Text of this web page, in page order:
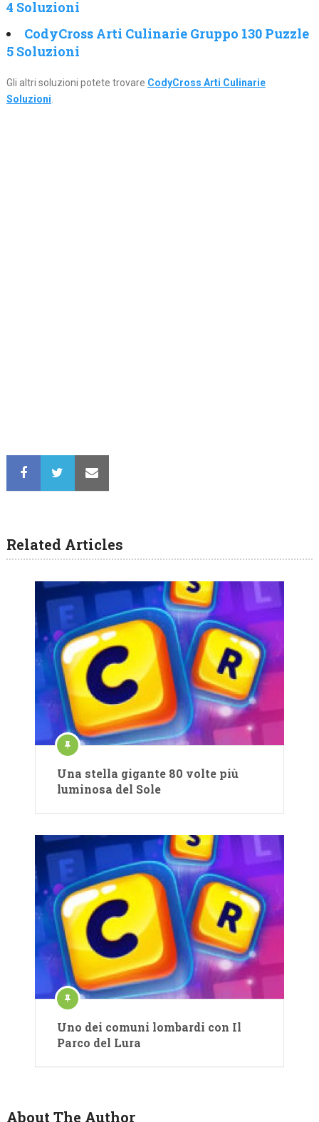
4 Soluzioni
CodyCross Arti Culinarie Gruppo 130 Puzzle
5 Soluzioni
Gli altri soluzioni potete trovare CodyCross Arti Culinarie
Soluzioni.
Related Articles
Una stella gigante 80 volte più
luminosa del Sole
Uno dei comuni lombardi con Il
Parco del Lura
About The Author